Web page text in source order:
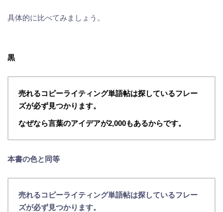
具体的に比べてみましょう。
黒
売れるコピーライティング単語帖は探しているフレー
ズが必ず見つかります。
なぜなら言葉のアイデアが2,000もあるからです。
本書の色と同等
売れるコピーライティング単語帖は探しているフレー
ズが必ず見つかります。